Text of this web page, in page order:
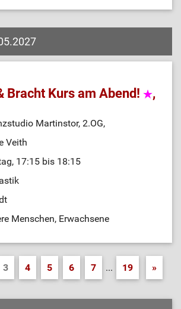
Bracht Kurs am Abend! ,
Martinstor, 2.OG,
Veith
17:15 bis 18:15
Menschen, Erwachsene
3 4 5 6 7 ... 19 »